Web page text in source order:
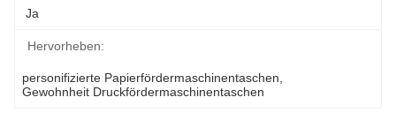
Ja
Hervorheben:
personifizierte Papierfördermaschinentaschen
Gewohnheit Druckfördermaschinentaschen